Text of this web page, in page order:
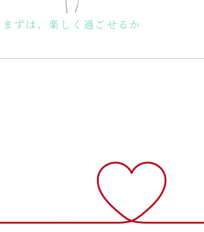
まずは、楽しく過ごせるか